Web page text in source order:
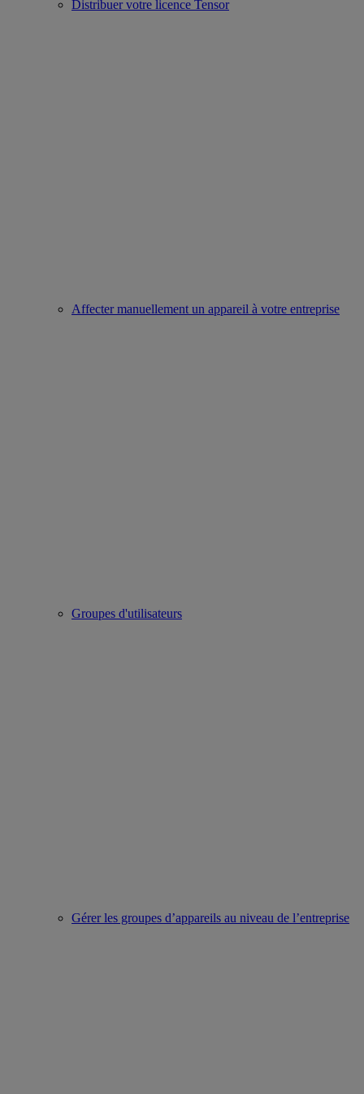
Distribuer votre licence Tensor
Affecter manuellement un appareil à votre entreprise
Groupes d'utilisateurs
Gérer les groupes d’appareils au niveau de l’entreprise